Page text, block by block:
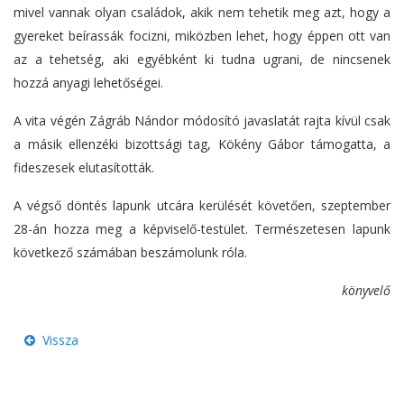
mivel vannak olyan családok, akik nem tehetik meg azt, hogy a
gyereket beírassák focizni, miközben lehet, hogy éppen ott van
az a tehetség, aki egyébként ki tudna ugrani, de nincsenek
hozzá anyagi lehetőségei.
A vita végén Zágráb Nándor módosító javaslatát rajta kívül csak
a másik ellenzéki bizottsági tag, Kökény Gábor támogatta, a
fideszesek elutasították.
A végső döntés lapunk utcára kerülését követően, szeptember
28-án hozza meg a képviselő-testület. Természetesen lapunk
következő számában beszámolunk róla.
könyvelő
Vissza